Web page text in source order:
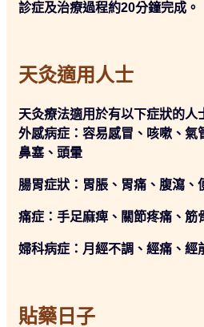
診症及治療過程約20分鐘完成。
天灸適用人士
天灸療法適用於有以下症狀的人
外感病症：容易感冒、咳嗽、氣
鼻塞、頭暈
腸胃症狀：胃脹、胃痛、腹瀉、
痛症：手足麻痺、關節疼痛、筋
婦科病症：月經不調、經痛、經
貼藥日子